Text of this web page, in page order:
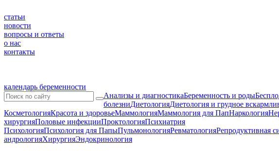
статьи
новости
вопросы и ответы
о нас
контакты
календарь беременности
Анализы и диагностикаБеременность и роды
болезниДиетологияДиетология и грудное
КосметологияКрасота и здоровьеМаммологияМаммология для ПапНаркология
хирургияПоловые инфекцииПроктологияПсихиатрия
ПсихологияПсихология для ПапыПульмонологияРевматологияРепродуктивная
андрологияХирургияЭндокринология